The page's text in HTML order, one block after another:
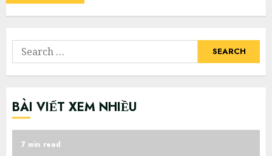
Search
for:
BÀI VIẾT XEM NHIỀU
7 min read